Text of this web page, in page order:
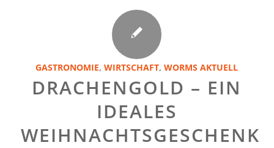
GASTRONOMIE,WIRTSCHAFT,WORMS AKTUELL
DRACHENGOLD – EIN
IDEALES
WEIHNACHTSGESCHENK